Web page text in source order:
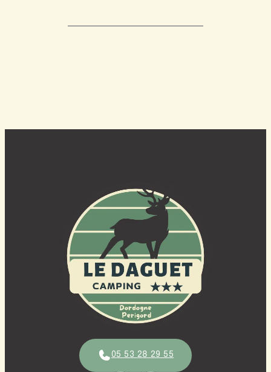
05 53 28 29 55